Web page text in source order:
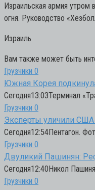
Израильская армия утром
огня. Руководство
Израиль
Вам также может быть
Грузчики 0
Южная Корея
Сегодня13:03Терминал
Грузчики 0
Эксперты уличили
Сегодня12:54Пентагон.
Грузчики 0
Двуликий Пашинян:
Сегодня12:40Никол
Грузчики 0